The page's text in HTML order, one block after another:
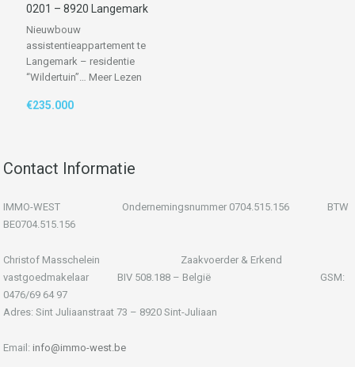
0201 – 8920 Langemark
Nieuwbouw
assistentieappartement te
Langemark – residentie
“Wildertuin”… Meer Lezen
€235.000
Contact Informatie
IMMO-WEST Ondernemingsnummer 0704.515.156 BTW
BE0704.515.156
Christof Masschelein Zaakvoerder & Erkend
vastgoedmakelaar BIV 508.188 – België GSM:
0476/69 64 97
Adres: Sint Juliaanstraat 73 – 8920 Sint-Juliaan
Email: info@immo-west.be